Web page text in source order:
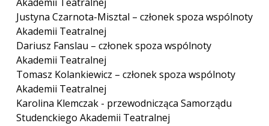
Justyna Czarnota-Misztal – członek spoza wspólnoty
Akademii Teatralnej
Dariusz Fanslau – członek spoza wspólnoty
Akademii Teatralnej
Tomasz Kolankiewicz – członek spoza wspólnoty
Akademii Teatralnej
Karolina Klemczak - przewodnicząca Samorządu
Studenckiego Akademii Teatralnej